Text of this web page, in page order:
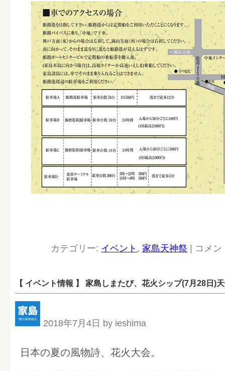
カテゴリー: イベント , 家島天神祭 コメ
【 イベント情報 】 家島しまたび、花火シップ(7月28日)
2018年7月4日 by ieshima
日本の夏の風物詩、花火大会。